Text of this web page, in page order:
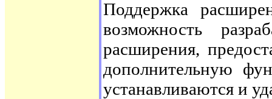
Поддержка
возможность
расширения,
дополнительную
устанавливаются и